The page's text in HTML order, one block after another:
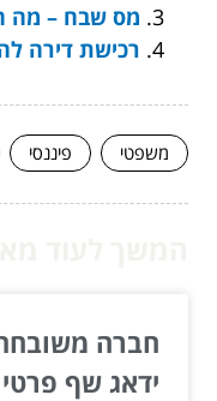
מס שבח – מה
רכישת דירה
משפטי פיננסי
חברה
ידאג שף